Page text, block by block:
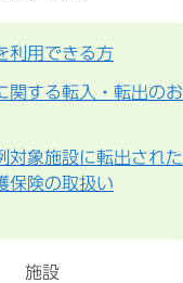
利用できる方
関する転入・転出のお
対象施設に転出された
保険の取扱い
施設